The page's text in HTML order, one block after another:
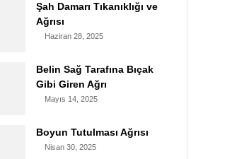
Şah Damarı Tıkanıklığı ve
Ağrısı
Haziran 28, 2025
Belin Sağ Tarafına Bıçak
Gibi Giren Ağrı
Mayıs 14, 2025
Boyun Tutulması Ağrısı
Nisan 30, 2025